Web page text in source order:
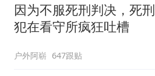
因为不服死刑判决，死刑
犯在看守所疯狂吐槽
户外阿崭 647跟贴